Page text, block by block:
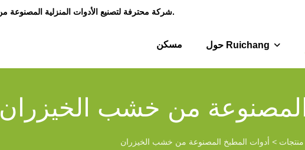
شركة محترفة لتصنيع الأدوات المنزلية المصنوعة من خشب الخيزران والأثاث الصغير منذ عام 1992.
مسكن حول Ruichang
المصنوعة من خشب الخيزران
منتجات > أدوات المطبخ المصنوعة من خشب الخيزران